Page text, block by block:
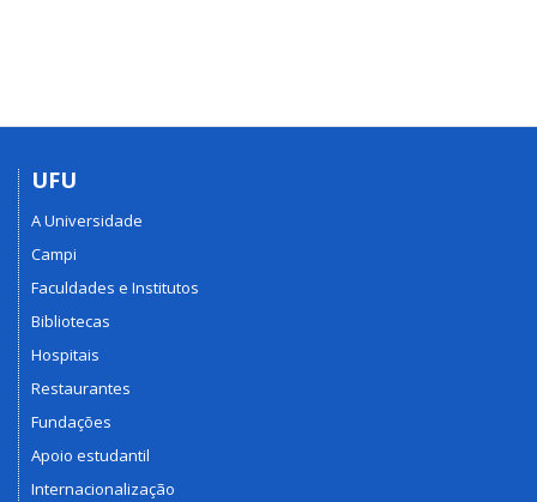
UFU
A Universidade
Campi
Faculdades e Institutos
Bibliotecas
Hospitais
Restaurantes
Fundações
Apoio estudantil
Internacionalização